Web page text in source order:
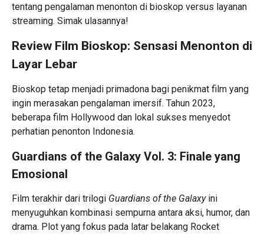
tentang pengalaman menonton di bioskop versus layanan
streaming. Simak ulasannya!
Review Film Bioskop: Sensasi Menonton di
Layar Lebar
Bioskop tetap menjadi primadona bagi penikmat film yang
ingin merasakan pengalaman imersif. Tahun 2023,
beberapa film Hollywood dan lokal sukses menyedot
perhatian penonton Indonesia.
Guardians of the Galaxy Vol. 3: Finale yang
Emosional
Film terakhir dari trilogi Guardians of the Galaxyini
menyuguhkan kombinasi sempurna antara aksi, humor, dan
drama. Plot yang fokus pada latar belakang Rocket